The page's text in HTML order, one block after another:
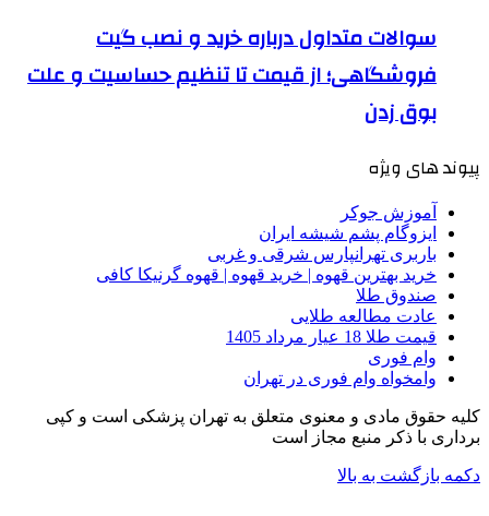
سوالات متداول درباره خرید و نصب گیت
فروشگاهی؛ از قیمت تا تنظیم حساسیت و علت
بوق زدن
پیوند های ویژه
آموزش جوکر
ایزوگام پشم شیشه ایران
باربری تهرانپارس شرقی و غربی
خرید بهترین قهوه | خرید قهوه | قهوه گرنیکا کافی
صندوق طلا
عادت مطالعه طلایی
قیمت طلا 18 عیار مرداد 1405
وام فوری
وامخواه وام فوری در تهران
کلیه حقوق مادی و معنوی متعلق به تهران پزشکی است و کپی
برداری با ذکر منبع مجاز است
دکمه بازگشت به بالا